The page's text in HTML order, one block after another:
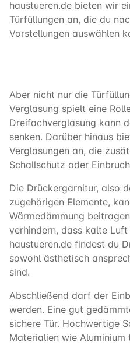
haustueren.de bieten wir
Türfüllungen an, die du
Vorstellungen auswählen
Aber nicht nur die
Verglasung spielt eine
Dreifachverglasung kann
senken. Darüber hinaus
Verglasungen an, die
Schallschutz oder
Die Drückergarnitur, also
zugehörigen Elemente,
Wärmedämmung
verhindern, dass kalte
haustueren.de findest du
sowohl ästhetisch
sind.
Abschließend darf der
werden. Eine gut
sichere Tür. Hochwertige
Materialien wie